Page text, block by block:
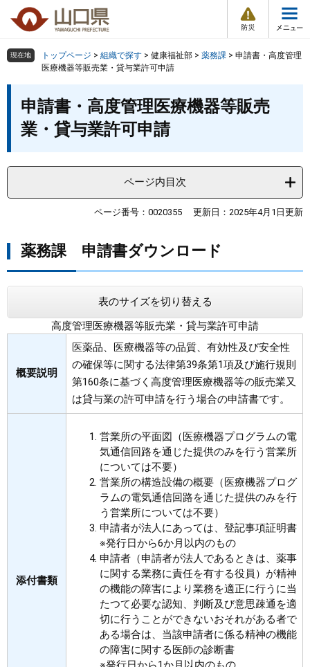
の
頭
ー
飛
情
メ
ュ
組織で探す
しごと・産業・観光
まちづくり
県政情報
検索の仕方 組織で探す サイトマップで探す
現在地 トップページ > 組織で探す > 健康福祉部 > 薬務課 > 申請書・高度管理
医療機器等販売業・貸与業許可申請
申請書・高度管理医療機器等販売
業・貸与業許可申請
ページ内目次
ページ番号：0020355 更新日：2025年4月1日更新
薬務課 申請書ダウンロード
表のサイズを切り替える
高度管理医療機器等販売業・貸与業許可申請
概要説明
医薬品、医療機器等の品質、有効性及び安全性
の確保等に関する法律第39条第1項及び施行規則
第160条に基づく高度管理医療機器等の販売業又
は貸与業の許可申請を行う場合の申請書です。
添付書類
営業所の平面図（医療機器プログラムの電
気通信回路を通じた提供のみを行う営業所
については不要）
営業所の構造設備の概要（医療機器プログ
ラムの電気通信回路を通じた提供のみを行
う営業所については不要）
申請者が法人にあっては、登記事項証明書
※発行日から6か月以内のもの
申請者（申請者が法人であるときは、薬事
に関する業務に責任を有する役員）が精神
の機能の障害により業務を適正に行うに当
たつて必要な認知、判断及び意思疎通を適
切に行うことができないおそれがある者で
ある場合は、当該申請者に係る精神の機能
の障害に関する医師の診断書